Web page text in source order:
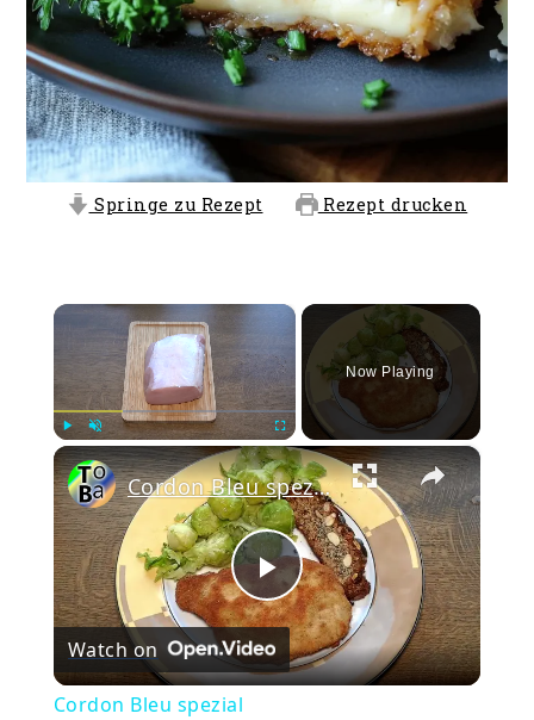
Springe zu Rezept Rezept drucken
×
Play Fullscreen
Now Playing
×
Play
Video
Cordon Bleu spezial
Watch on
Cordon Bleu spezial